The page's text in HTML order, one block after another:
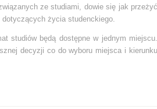
ze studiami, dowie się jak przeżyć
życia studenckiego.
studiów będą dostępne w jednym miejscu.
decyzji co do wyboru miejsca i kierunku